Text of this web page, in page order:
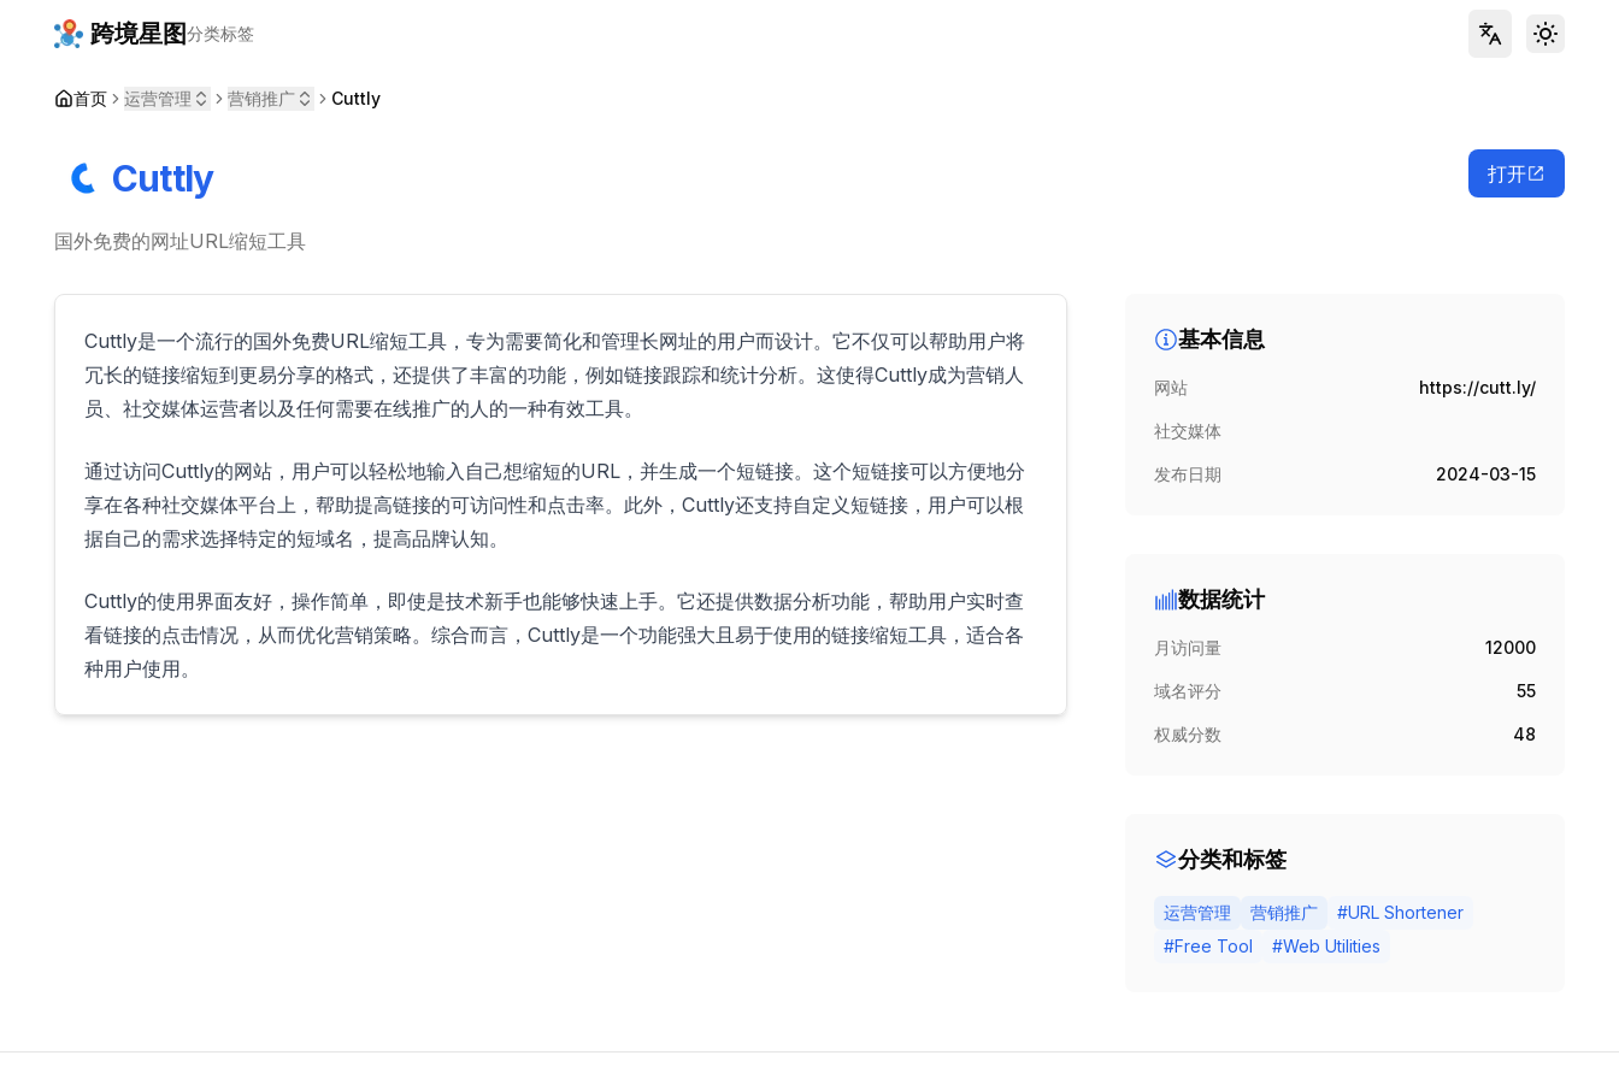
跨境星图分类标签 Toggle
首页 运营管理 营销推广 Cuttly
Cuttly 打开
国外免费的网址URL缩短工具
Cuttly是一个流行的国外免费URL缩短工具，专为需要简化和管理长网址的用户而设计。它不仅可以帮助用户将
冗长的链接缩短到更易分享的格式，还提供了丰富的功能，例如链接跟踪和统计分析。这使得Cuttly成为营销人
员、社交媒体运营者以及任何需要在线推广的人的一种有效工具。
通过访问Cuttly的网站，用户可以轻松地输入自己想缩短的URL，并生成一个短链接。这个短链接可以方便地分
享在各种社交媒体平台上，帮助提高链接的可访问性和点击率。此外，Cuttly还支持自定义短链接，用户可以根
据自己的需求选择特定的短域名，提高品牌认知。
Cuttly的使用界面友好，操作简单，即使是技术新手也能够快速上手。它还提供数据分析功能，帮助用户实时查
看链接的点击情况，从而优化营销策略。综合而言，Cuttly是一个功能强大且易于使用的链接缩短工具，适合各
种用户使用。
基本信息
网站 https://cutt.ly/
社交媒体
发布日期 2024-03-15
数据统计
月访问量 12000
域名评分 55
权威分数 48
分类和标签
运营管理 营销推广 #URL Shortener
#Free Tool #Web Utilities